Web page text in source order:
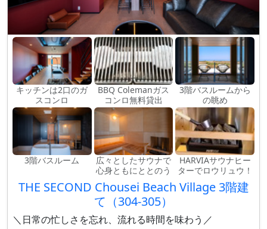
キッチンは2口のガ
スコンロ
BBQ Colemanガス
コンロ無料貸出
3階バスルームから
の眺め
3階バスルーム
広々としたサウナで
心身ともにととのう
HARVIAサウナヒー
ターでロウリュウ！
THE SECOND Chousei Beach Village 3階建
て（304-305）
＼日常の忙しさを忘れ、流れる時間を味わう／